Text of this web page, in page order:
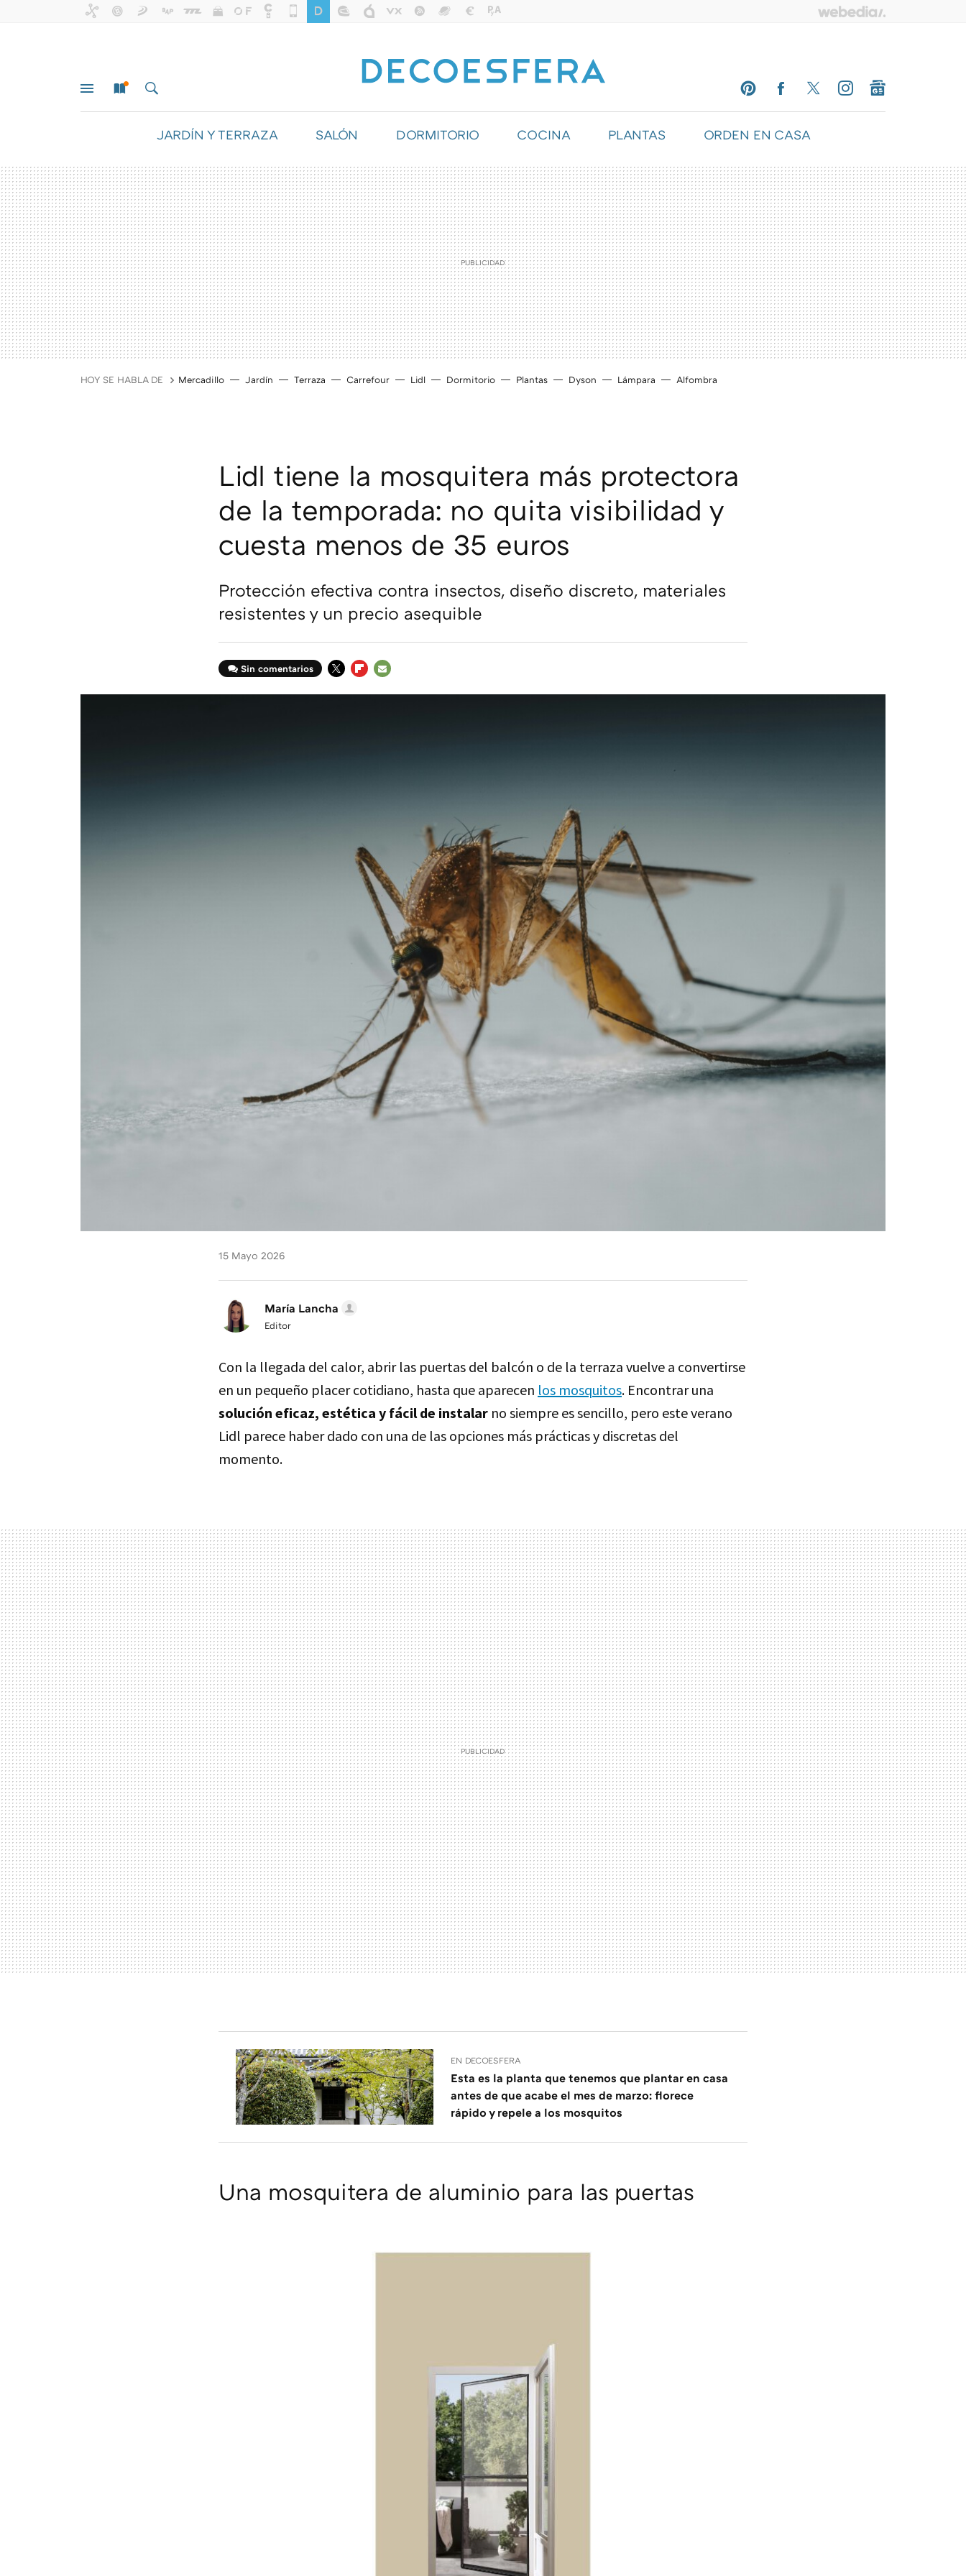
JARDÍN Y TERRAZA SALÓN DORMITORIO COCINA PLANTAS ORDEN EN CASA
ILUMINACIÓN
HOY SE HABLA DE Mercadillo Jardín Terraza Carrefour Lidl Dormitorio Plantas Dyson Lámpara Alfombra
Lidl tiene la mosquitera más protectora
de la temporada: no quita visibilidad y
cuesta menos de 35 euros
Protección efectiva contra insectos, diseño discreto, materiales
resistentes y un precio asequible
Sin comentarios
15 Mayo 2026
María Lancha
Editor
Con la llegada del calor, abrir las puertas del balcón o de la terraza vuelve a convertirse
en un pequeño placer cotidiano, hasta que aparecen los mosquitos. Encontrar una
solución eficaz, estética y fácil de instalar no siempre es sencillo, pero este verano
Lidl parece haber dado con una de las opciones más prácticas y discretas del
momento.
EN DECOESFERA
Esta es la planta que tenemos que plantar en casa
antes de que acabe el mes de marzo: florece
rápido y repele a los mosquitos
Una mosquitera de aluminio para las puertas